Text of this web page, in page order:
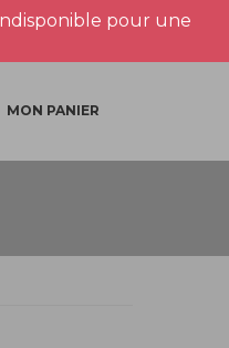
pour une
MON PANIER